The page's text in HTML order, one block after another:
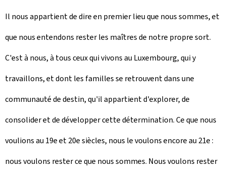
Il nous appartient de dire en premier lieu que nous sommes, et
que nous entendons rester les maîtres de notre propre sort.
C'est à nous, à tous ceux qui vivons au Luxembourg, qui y
travaillons, et dont les familles se retrouvent dans une
communauté de destin, qu'il appartient d'explorer, de
consolider et de développer cette détermination. Ce que nous
voulions au 19e et 20e siècles, nous le voulons encore au 21e :
nous voulons rester ce que nous sommes. Nous voulons rester